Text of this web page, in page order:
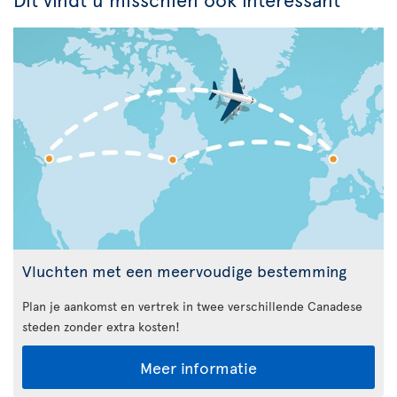
Vluchten met een meervoudige bestemming
Plan je aankomst en vertrek in twee verschillende Canadese
steden zonder extra kosten!
Meer informatie